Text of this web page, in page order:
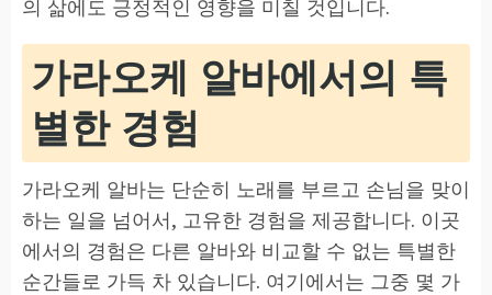
의 삶에도 긍정적인 영향을 미칠 것입니다.
가라오케 알바에서의 특
별한 경험
가라오케 알바는 단순히 노래를 부르고 손님을 맞이
하는 일을 넘어서, 고유한 경험을 제공합니다. 이곳
에서의 경험은 다른 알바와 비교할 수 없는 특별한
순간들로 가득 차 있습니다. 여기에서는 그중 몇 가